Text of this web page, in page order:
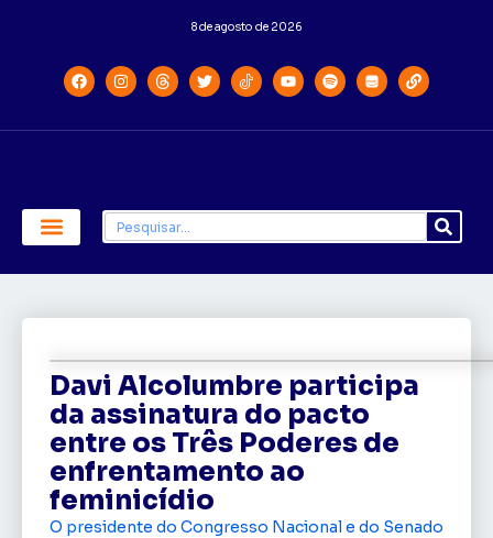
8 de agosto de 2026
Davi Alcolumbre participa
da assinatura do pacto
entre os Três Poderes de
enfrentamento ao
feminicídio
O presidente do Congresso Nacional e do Senado